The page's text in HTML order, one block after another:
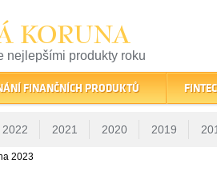
KORUNA
nejlepšími produkty roku
a kvality na finančním trhu
FINANČNÍCH PRODUKTŮ
2022 2021 2020 2019
2023